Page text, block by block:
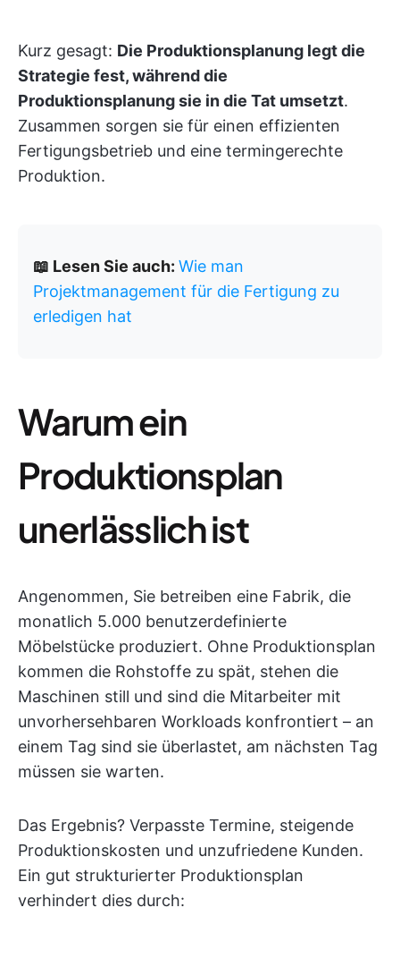
Kurz gesagt: Die Produktionsplanung legt die
Strategie fest, während die
Produktionsplanung sie in die Tat umsetzt.
Zusammen sorgen sie für einen effizienten
Fertigungsbetrieb und eine termingerechte
Produktion.
📖 Lesen Sie auch: Wie man
Projektmanagement für die Fertigung zu
erledigen hat
Warum ein
Produktionsplan
unerlässlich ist
Angenommen, Sie betreiben eine Fabrik, die
monatlich 5.000 benutzerdefinierte
Möbelstücke produziert. Ohne Produktionsplan
kommen die Rohstoffe zu spät, stehen die
Maschinen still und sind die Mitarbeiter mit
unvorhersehbaren Workloads konfrontiert – an
einem Tag sind sie überlastet, am nächsten Tag
müssen sie warten.
Das Ergebnis? Verpasste Termine, steigende
Produktionskosten und unzufriedene Kunden.
Ein gut strukturierter Produktionsplan
verhindert dies durch: